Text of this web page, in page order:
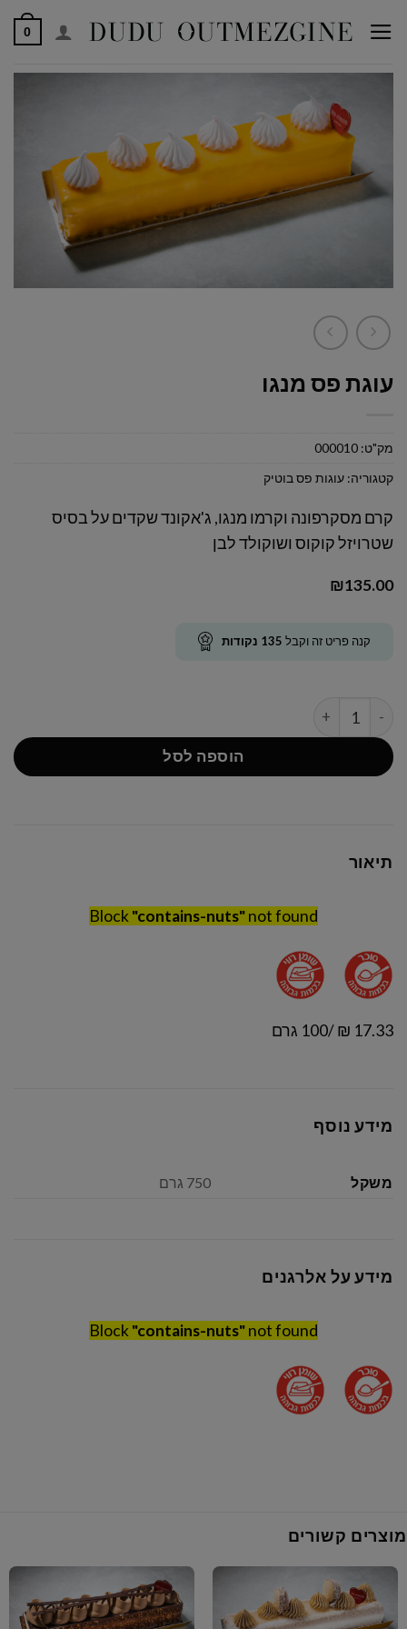
לתוכן
0
עוגת פס מנגו
מק"ט: 000010
קטגוריה: עוגות פס בוטיק
קרם מסקרפונה וקרמו מנגו, ג'אקונד שקדים על בסיס
שטרויזל קוקוס ושוקולד לבן
₪135.00
קנה פריט זה וקבל 135 נקודות
כמות של עוגת פס מנגו
הוספה לסל
תיאור
Block "contains-nuts"not found
17.33 ₪ /100 גרם
מידע נוסף
משקל 750 גרם
מידע על אלרגנים
Block"contains-nuts"not found
מוצרים קשורים